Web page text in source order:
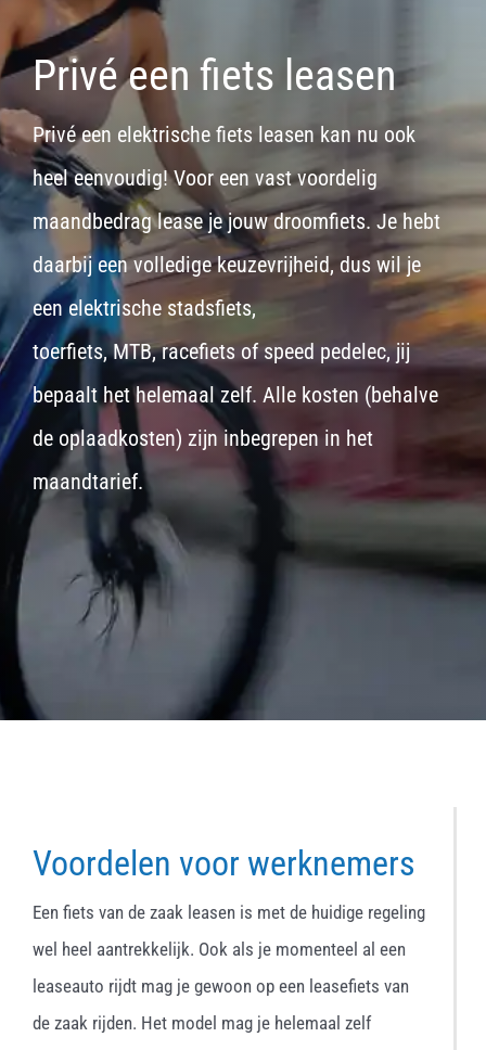
Privé een fiets leasen
Privé een elektrische fiets leasen kan nu ook
heel eenvoudig! Voor een vast voordelig
maandbedrag lease je jouw droomfiets. Je hebt
daarbij een volledige keuzevrijheid, dus wil je
eenelektrische stadsfiets,
toerfiets,MTB,racefietsof speed pedelec, jij
bepaalt het helemaal zelf. Alle kosten (behalve
de oplaadkosten) zijn inbegrepen in het
maandtarief.
Voordelen voor werknemers
Een fiets van de zaak leasen is met de huidige regeling
wel heel aantrekkelijk. Ook als je momenteel al een
leaseauto rijdt mag je gewoon op een leasefiets van
de zaak rijden. Het model mag je helemaal zelf